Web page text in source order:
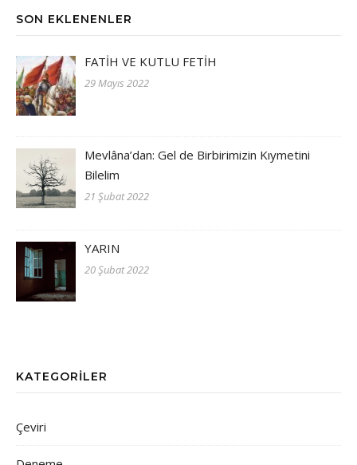
SON EKLENENLER
FATİH VE KUTLU FETİH
29 Mayıs 2022
Mevlâna’dan: Gel de Birbirimizin Kıymetini
Bilelim
21 Şubat 2022
YARIN
20 Şubat 2022
KATEGORILER
Çeviri